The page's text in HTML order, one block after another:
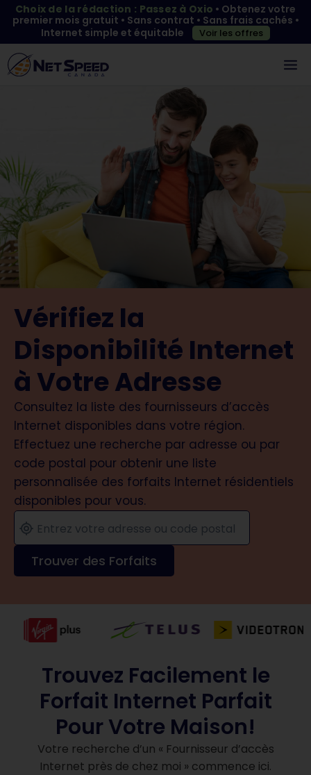
Choix de la rédaction : Passez à Oxio • Obtenez votre
premier mois gratuit • Sans contrat • Sans frais cachés •
Internet simple et équitable
Voir les offres
Vérifiez la
Disponibilité Internet
à Votre Adresse
Consultez la liste des fournisseurs d’accès
Internet disponibles dans votre région.
Effectuez une recherche par adresse ou par
code postal pour obtenir une liste
personnalisée des forfaits Internet résidentiels
disponibles pour vous.
Trouver des Forfaits
Trouvez Facilement le
Forfait Internet Parfait
Pour Votre Maison!
Votre recherche d’un « Fournisseur d’accès
Internet près de chez moi » commence ici.